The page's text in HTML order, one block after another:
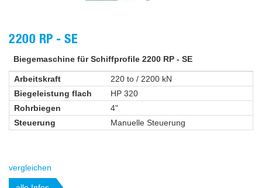
2200 RP - SE
Biegemaschine für Schiffprofile 2200 RP - SE
Arbeitskraft
220 to / 2200 kN
Biegeleistung flach
HP 320
Rohrbiegen
4"
Steuerung
Manuelle Steuerung
vergleichen